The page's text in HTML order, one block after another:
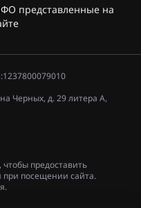
представленные на
Черных, д. 29 литера А,
предоставить
при посещении сайта.